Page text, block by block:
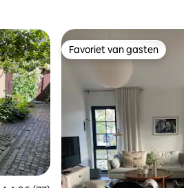
Favoriet van gasten
Favoriet van gasten